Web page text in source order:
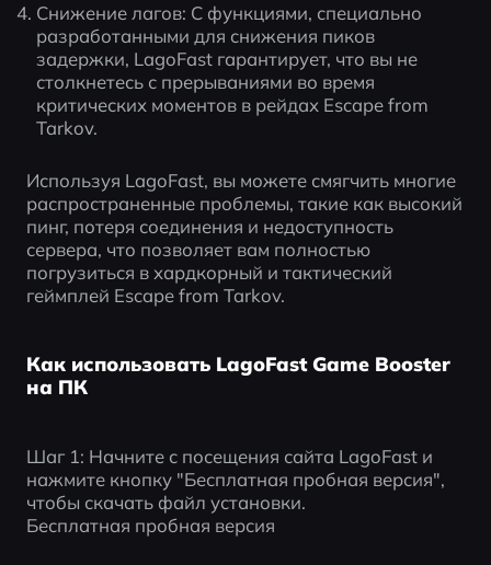
Снижение лагов: С функциями, специально
разработанными для снижения пиков
задержки, LagoFast гарантирует, что вы не
столкнетесь с прерываниями во время
критических моментов в рейдах Escape from
Tarkov.
Используя LagoFast, вы можете смягчить многие
распространенные проблемы, такие как высокий
пинг, потеря соединения и недоступность
сервера, что позволяет вам полностью
погрузиться в хардкорный и тактический
геймплей Escape from Tarkov.
Как использовать LagoFast Game Booster
на ПК
Шаг 1: Начните с посещения сайта LagoFast и
нажмите кнопку "Бесплатная пробная версия",
чтобы скачать файл установки.
Бесплатная пробная версия